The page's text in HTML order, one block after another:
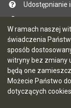
W ramach naszej
świadczenia
sposób
witryny bez zmiany
będą one
Możecie Państwo
dotyczących cookies.
Udostępnianie
Instrukcja
Statystyki
Ostatnio dodane
Ostatnia